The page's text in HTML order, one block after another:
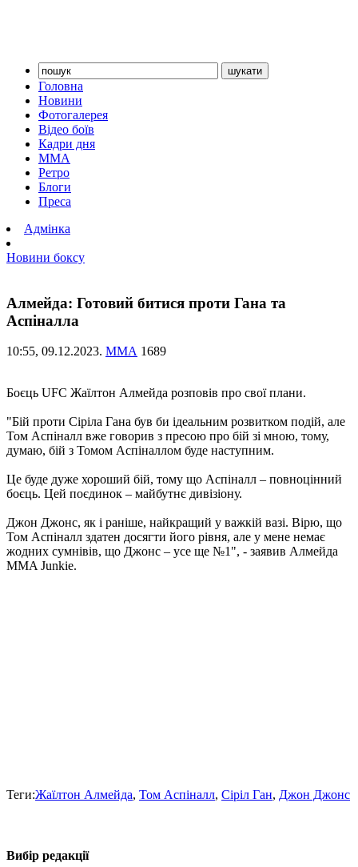
Головна
Новини
Фотогалерея
Відео боїв
Кадри дня
ММА
Ретро
Блоги
Преса
Адмінка
Новини боксу
Алмейда: Готовий битися проти Гана та
Аспіналла
10:55, 09.12.2023. ММА 1689
Боєць UFC Жаїлтон Алмейда розповів про свої плани.
"Бій проти Сіріла Гана був би ідеальним розвитком подій, але
Том Аспіналл вже говорив з пресою про бій зі мною, тому,
думаю, бій з Томом Аспіналлом буде наступним.
Це буде дуже хороший бій, тому що Аспіналл – повноцінний
боєць. Цей поєдинок – майбутнє дивізіону.
Джон Джонс, як і раніше, найкращий у важкій вазі. Вірю, що
Том Аспіналл здатен досягти його рівня, але у мене немає
жодних сумнівів, що Джонс – усе ще №1", - заявив Алмейда
MMA Junkie.
Теги:Жаїлтон Алмейда, Том Аспіналл, Сіріл Ган, Джон Джонс
Вибір редакції